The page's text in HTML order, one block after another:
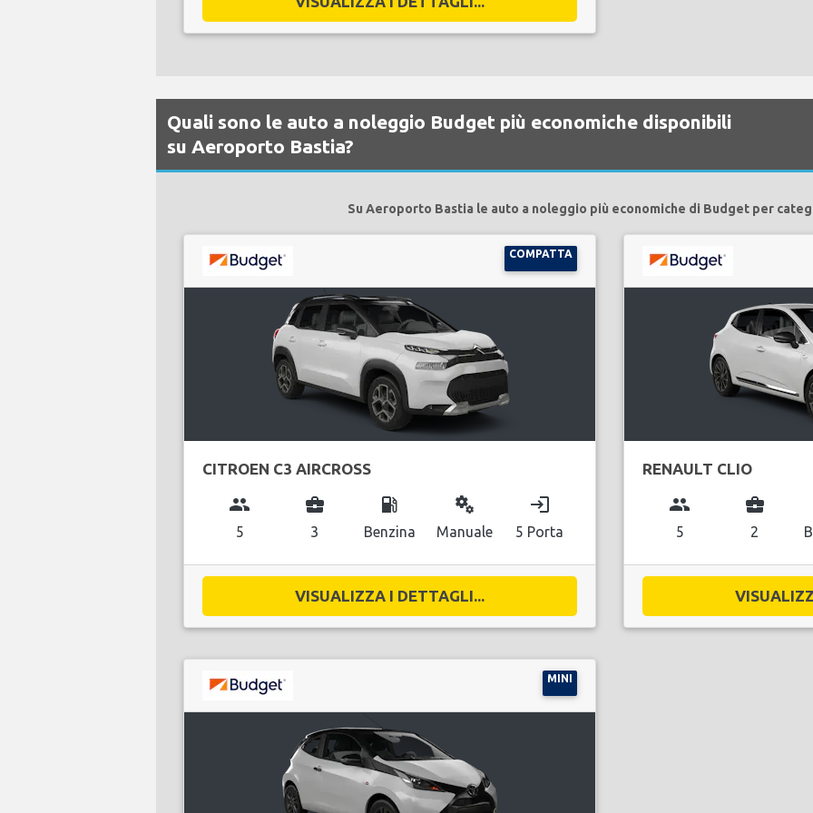
Quali sono le auto a noleggio Budget più economiche disponibili
su Aeroporto Bastia?
Su Aeroporto Bastia le auto a noleggio più economiche di Budget per
COMPATTA
CITROEN C3 AIRCROSS
group
5
business_center
3
local_gas_station
Benzina
miscellaneous_services
Manuale
login
5 Porta
VISUALIZZA I DETTAGLI...
RENAULT CLIO
group
5
business_center
2
MINI